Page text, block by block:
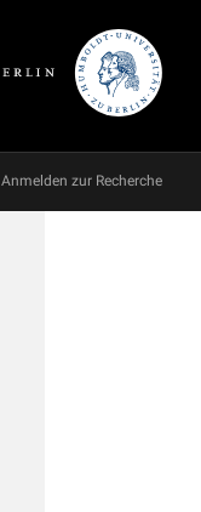
Anmelden zur Recherche